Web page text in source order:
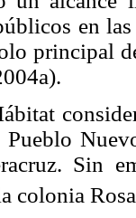
en
principal
Pueblo
Sin
colonia